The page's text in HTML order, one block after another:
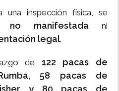
inspección física, se
no manifestada ni
legal.
de 122 pacas de
58 pacas de
y 80 pacas de